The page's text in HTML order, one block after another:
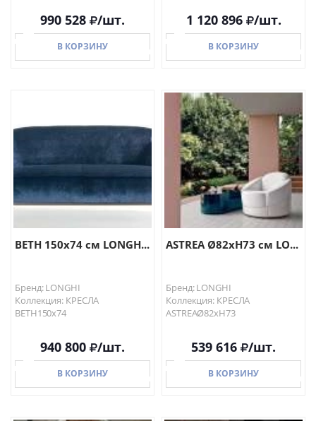
990 528 /шт.
В КОРЗИНУ
В КОРЗИНУ
1 120 896 /шт.
В КОРЗИНУ
В КОРЗИНУ
BETH 150х74 см LONGH...
Бренд: LONGHI
Коллекция: КРЕСЛА
BETH150х74
940 800 /шт.
В КОРЗИНУ
ASTREA Ø82хH73 см LO...
Бренд: LONGHI
Коллекция: КРЕСЛА
ASTREAØ82хH73
539 616 /шт.
В КОРЗИНУ